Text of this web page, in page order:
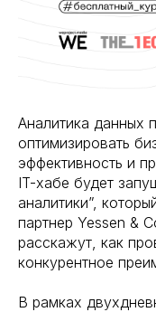
Аналитика данных
оптимизировать
эффективность и
IT-хабе будет
аналитики”,
партнер Yessen &
расскажут, как
конкурентное
В рамках